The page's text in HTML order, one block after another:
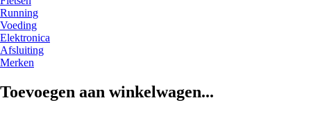
Running
Voeding
Elektronica
Afsluiting
Merken
Toevoegen aan winkelwagen...